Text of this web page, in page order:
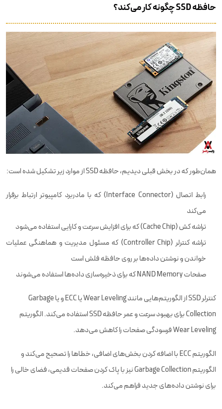
حافظه SSD چگونه کار می‌کند؟
همان‌طور که در بخش قبلی دیدیم، حافظه SSD از موارد زیر تشکیل شده است:
رابط اتصال (Interface Connector) که با مادربرد کامپیوتر ارتباط برقرار
می‌کند
تراشه کش (Cache Chip) که برای افزایش سرعت و کارایی استفاده می‌شود
تراشه کنترلر (Controller Chip) که مسئول مدیریت و هماهنگی عملیات
خواندن و نوشتن داده‌ها بر روی حافظه فلش است
صفحات NAND Memory که برای ذخیره‌سازی داده‌ها استفاده می‌شوند
کنترلر SSD از الگوریتم‌هایی مانند Wear Leveling یا ECC و یا Garbage
Collection برای بهبود سرعت و عمر حافظه SSD استفاده می‌کند. الگوریتم
Wear Leveling فرسودگی صفحات را کاهش می‌دهد.
الگوریتم ECC با اضافه کردن بخش‌های اضافی، خطاها را تصحیح می‌کند و
الگوریتم Garbage Collection نیز با پاک کردن صفحات قدیمی، فضای خالی را
برای نوشتن داده‌های جدید فراهم می‌کند.